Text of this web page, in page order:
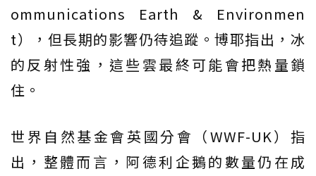
ommunications Earth & Environmen
t），但長期的影響仍待追蹤。博耶指出，冰
的反射性強，這些雲最終可能會把熱量鎖
住。
世界自然基金會英國分會（WWF-UK）指
出，整體而言，阿德利企鵝的數量仍在成